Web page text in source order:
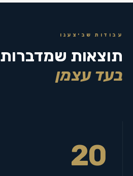
עבודות שביצענו
תוצאות שמדברות
בעד עצמן
20